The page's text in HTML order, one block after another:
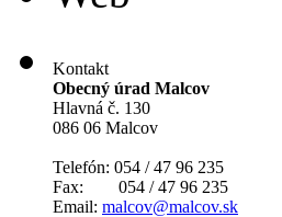
Kontakt
Obecný úrad Malcov
Hlavná č. 130
086 06 Malcov
Telefón: 054 / 47 96 235
Fax: 054 / 47 96 235
Email: malcov@malcov.sk